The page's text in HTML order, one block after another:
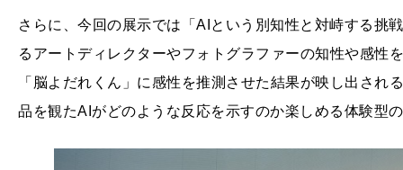
さらに、今回の展示では「AIという別知性と対峙する挑
るアートディレクターやフォトグラファーの知性や感性
「脳よだれくん」に感性を推測させた結果が映し出さ
品を観たAIがどのような反応を示すのか楽しめる体験型